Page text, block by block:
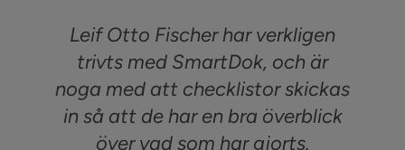
Leif Otto Fischer har verkligen
trivts med SmartDok, och är
noga med att checklistor skickas
in så att de har en bra överblick
över vad som har gjorts.